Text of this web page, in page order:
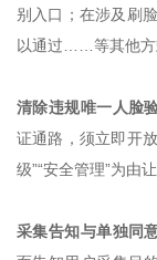
别入口；在涉及刷
以通过……等其他方
清除违规唯一人脸
证通路，须立即开
级”“安全管理”为由
采集告知与单独同